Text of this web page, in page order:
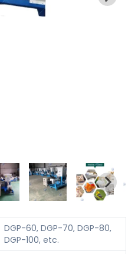
DGP-60, DGP-70, DGP-80,
DGP-100, etc.